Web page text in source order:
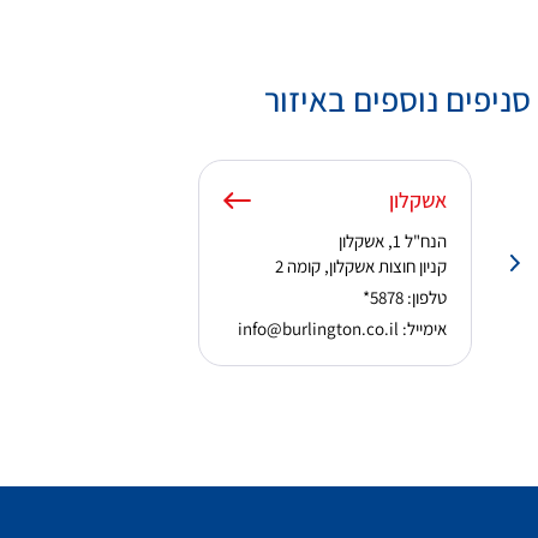
סניפים נוספים באיזור
אשקלון
הנח"ל 1, אשקלון
קניון חוצות אשקלון, קומה 2
טלפון: *5878
אימייל: info@burlington.co.il